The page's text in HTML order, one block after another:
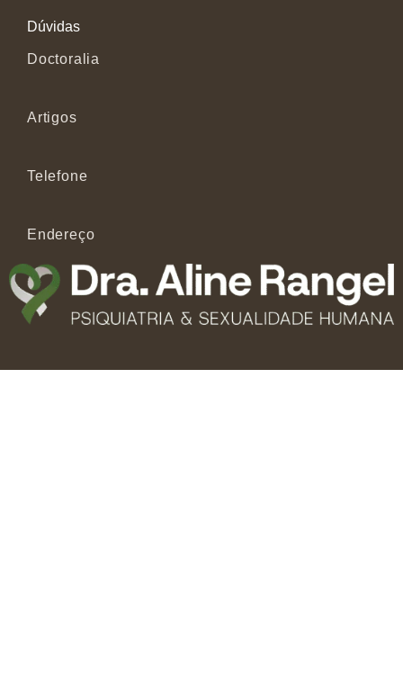
Dúvidas
Doctoralia
Artigos
Telefone
Endereço